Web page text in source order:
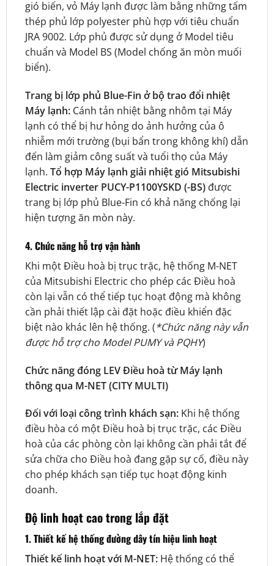
gió biến, vỏ Máy lạnh được làm bằng những tấm
thép phủ lớp polyester phù hợp với tiêu chuẩn
JRA 9002. Lớp phủ được sử dụng ở Model tiêu
chuẩn và Model BS (Model chống ăn mòn muối
biển).
Trang bị lớp phủ Blue-Fin ở bộ trao đổi nhiệt
Máy lạnh:Cánh tản nhiệt bằng nhôm tại Máy
lạnh có thể bị hư hỏng do ảnh hưởng của ô
nhiễm mới trường (bụi bẩn trong không khí) dẫn
đến làm giảm công suất và tuổi thọ của Máy
lạnh. Tổ hợp Máy lạnh giải nhiệt gió Mitsubishi
Electric inverter PUCY-P1100YSKD (-BS)được
trang bị lớp phủ Blue-Fin có khả năng chống lại
hiện tượng ăn mòn này.
4. Chức năng hỗ trợ vận hành
Khi một Điều hoà bị trục trặc, hệ thống M-NET
của Mitsubishi Electric cho phép các Điều hoà
còn lại vẫn có thể tiếp tục hoạt động mà không
cần phải thiết lập cài đặt hoặc điều khiển đặc
biệt nào khác lên hệ thống. (*Chức năng này vẫn
được hỗ trợ cho Model PUMY và PQHY)
Chức năng đóng LEV Điều hoà từ Máy lạnh
thông qua M-NET (CITY MULTI)
Đối với loại công trình khách sạn:Khi hệ thống
điều hòa có một Điều hoà bị trục trặc, các Điều
hoà của các phòng còn lại không cần phải tắt để
sửa chữa cho Điều hoà đang gặp sự cố, điều này
cho phép khách sạn tiếp tục hoạt động kinh
doanh.
Độ linh hoạt cao trong lắp đặt
1. Thiết kế hệ thống đường dây tín hiệu linh hoạt
Thiết kế linh hoạt với M-NET:Hệ thống có thể